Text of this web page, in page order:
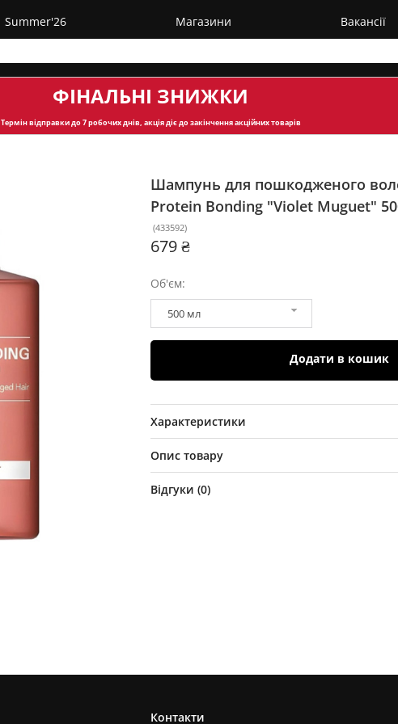
Summer'26 Магазини Вакансії
ФІНАЛЬНІ ЗНИЖКИ
Термін відправкидо 7 робочих днів, акція діє до закінчення акційних товарів
Шампунь для пошкодженого
Protein Bonding "Violet Muguet"
(433592)
679 ₴
Об'єм:
500 мл
Додати в кошик
Характеристики
Опис товару
Відгуки (0)
Контакти